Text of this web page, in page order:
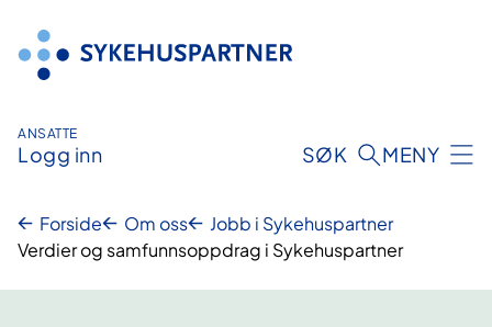
innhold
ANSATTE
Logg inn SØK MENY
Forside Om oss
Jobb i Sykehuspartner
Verdier og samfunnsoppdrag i Sykehuspartner